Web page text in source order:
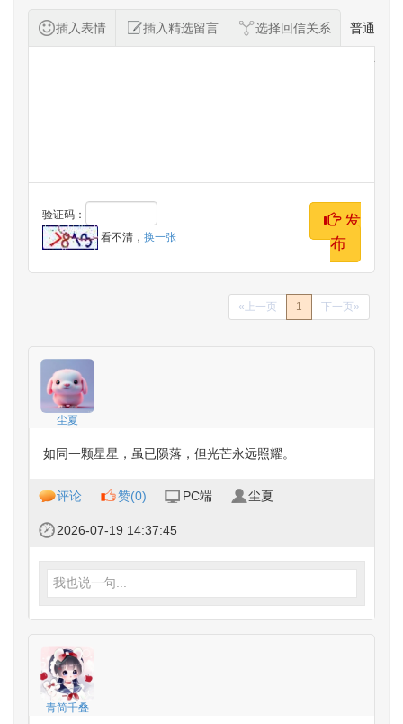
插入表情 插入精选留言 选择回信关系 普通
纪念者留言
验证码：
看不清， 换一张
发
布
«上一页 1 下一页»
尘夏
如同一颗星星，虽已陨落，但光芒永远照耀。
评论 赞(0) PC端 尘夏
2026-07-19 14:37:45
我也说一句...
青简千叠